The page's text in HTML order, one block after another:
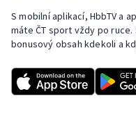
Olympijské hry
Plavání
S mobilní aplikací, HbbTV a
máte ČT sport vždy po
bonusový obsah kdekoli a